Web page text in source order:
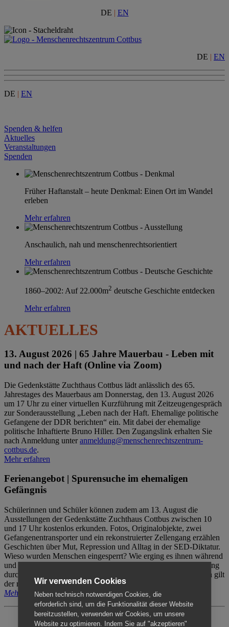
DE | EN
DE | EN
DE | EN
Spenden & helfen
Aktuelles
Veranstaltungen
Spenden
Früher Haftanstalt – heute Denkmal: Einen Ort im Wandel
erleben
Mehr erfahren
Anschaulich, nah und menschenrechtsorientiert
Mehr erfahren
1860–2002: Auf 22.000m2 deutsche Geschichte entdecken
Mehr erfahren
AKTUELLES
13. August 2026 | 65 Jahre Mauerbau - Leben mit
und nach der Haft (Online via Zoom)
Die Gedenkstätte Zuchthaus Cottbus lädt anlässlich des 65.
Jahrestages des Mauerbaus am Donnerstag, den 13. August 2026
um 17 Uhr zu einer virtuellen Kurzführung mit Zeitzeugengespräch
zur Sonderausstellung „Leben nach der Haft. Ehemalige politische
Gefangene der DDR berichten“ ein. Mit dabei der ehemalige
politische Inhaftierte Bruno Hiller. Den Zugangslink erhalten Sie
nach Anmeldung unteranmeldung@menschenrechtszentrum-
cottbus.de.
Mehr erfahren
Ferienangebot | Spurensuche im ehemaligen
Gefängnis
Schülerinnen und Schüler können zudem am 13. August die
Ausstellungen der Gedenkstätte Zuchthaus Cottbus zwischen 10
und 17 Uhr kostenlos erkunden. Fotos, Originalobjekte, zwei
Gefangenentransporter und ein rekonstruierter Zellengang erzählen
Geschichten über Mut, Repression und Alltag in der SED-Diktatur.
Wieso wurden Menschen eingesperrt? Wie erging es ihnen während
und nach der Haft? Der Besuch erfolgt individuell ohne Betreuung
durch das Menschenrechtszentrum Cottbus. Für Begleitpersonen gilt
der reguläre Eintritt (8€ / ermäßigt 5€).
Mehr erfahren
Wir verwenden Cookies
Neben technisch notwendigen Cookies, die
erforderlich sind, um die Funktionalität dieser Website
bereitzustellen, verwenden wir Cookies, um unsere
Website zu optimieren. Indem Sie auf "akzeptieren"